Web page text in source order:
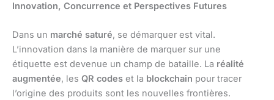
Innovation, Concurrence et Perspectives Futures
Dans un marché saturé, se démarquer est vital.
L’innovation dans la manière de marquer sur une
étiquette est devenue un champ de bataille. La réalité
augmentée, les QR codes et la blockchain pour tracer
l’origine des produits sont les nouvelles frontières.